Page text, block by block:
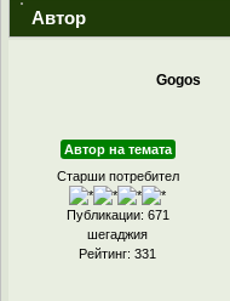
Автор
Gogos
Автор на темата
Старши потребител
Публикации: 671
шегаджия
Рейтинг: 331